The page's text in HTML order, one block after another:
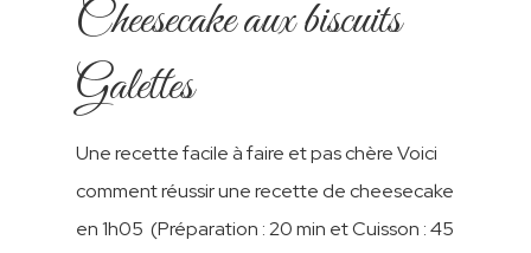
Cheesecake aux biscuits
Galettes
Une recette facile à faire et pas chère Voici
comment réussir une recette de cheesecake
en 1h05 (Préparation : 20 min et Cuisson : 45